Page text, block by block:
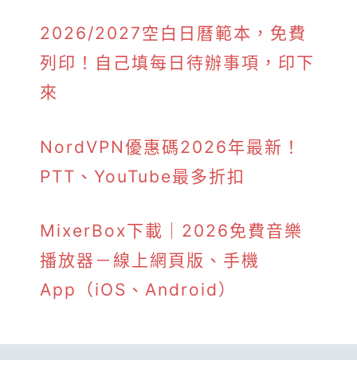
2026/2027空白日曆範本，免費
列印！自己填每日待辦事項，印下
來
NordVPN優惠碼2026年最新！
PTT、YouTube最多折扣
MixerBox下載｜2026免費音樂
播放器－線上網頁版、手機
App（iOS、Android）